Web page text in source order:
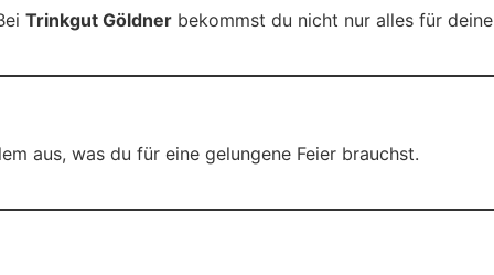
Trinkgut Göldner bekommst du nicht nur alles für deine
aus, was du für eine gelungene Feier brauchst.